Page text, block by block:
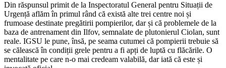
Din răspunsul primit de la Inspectoratul General pentru Situații de
Urgență aflăm în primul rând că există alte trei centre noi și
frumoase destinate pregătirii pompierilor, dar și că problemele de la
baza de antrenament din Ilfov, semnalate de plutonierul Ciolan, sunt
reale. IGSU le pune, însă, pe seama cutumei că pompierii trebuie să
se călească în condiții grele pentru a fi apți de luptă cu flăcările. O
mentalitate pe care n-o mai credeam valabilă, dar iată că este și